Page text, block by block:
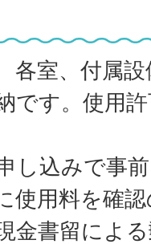
各室、付属
です。使用
し込みで事
使用料を確
金書留によ